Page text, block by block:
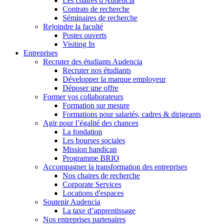
Contrats de recherche
Séminaires de recherche
Rejoindre la faculté
Postes ouverts
Visiting In
Entreprises
Recruter des étudiants Audencia
Recruter nos étudiants
Développer la marque employeur
Déposer une offre
Former vos collaborateurs
Formation sur mesure
Formations pour salariés, cadres & dirigeants
Agir pour l’égalité des chances
La fondation
Les bourses sociales
Mission handicap
Programme BRIO
Accompagner la transformation des entreprises
Nos chaires de recherche
Corporate Services
Locations d'espaces
Soutenir Audencia
La taxe d’apprentissage
Nos entreprises partenaires